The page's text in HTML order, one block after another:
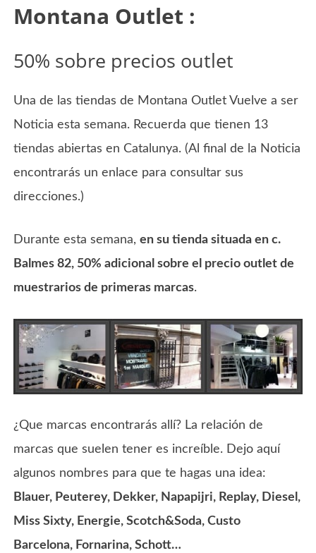
Montana Outlet :
50% sobre precios outlet
Una de las tiendas de Montana Outlet Vuelve a ser
Noticia esta semana. Recuerda que tienen 13
tiendas abiertas en Catalunya. (Al final de la Noticia
encontrarás un enlace para consultar sus
direcciones.)
Durante esta semana,en su tienda situada en c.
Balmes 82, 50% adicional sobre el precio outlet de
muestrarios de primeras marcas.
¿Que marcas encontrarás allí? La relación de
marcas que suelen tener es increíble. Dejo aquí
algunos nombres para que te hagas una idea:
Blauer, Peuterey, Dekker, Napapijri, Replay, Diesel,
Miss Sixty, Energie, Scotch&Soda, Custo
Barcelona, Fornarina, Schott…